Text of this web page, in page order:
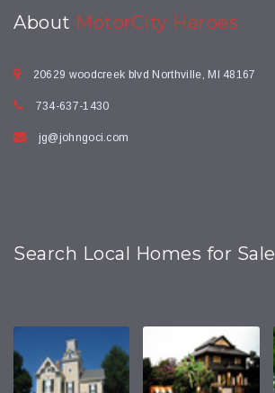
About MotorCity Heroes
20629 woodcreek blvd Northville, MI 48167
734-637-1430
jg@johngoci.com
Search Local Homes for Sale